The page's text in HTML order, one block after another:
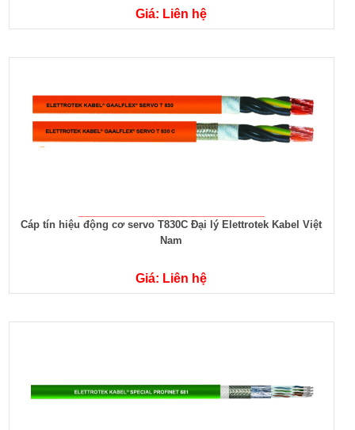
Giá: Liên hệ
Cáp tín hiệu động cơ servo T830C Đại lý Elettrotek Kabel Việt
Nam
Giá: Liên hệ